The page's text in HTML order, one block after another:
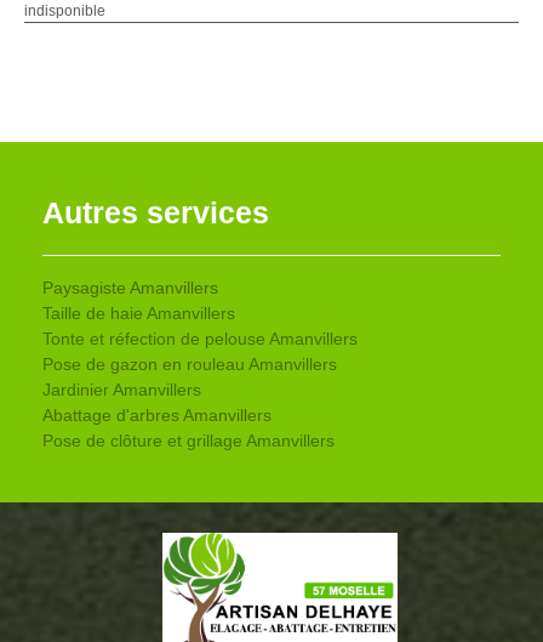
indisponible
Autres services
Paysagiste Amanvillers
Taille de haie Amanvillers
Tonte et réfection de pelouse Amanvillers
Pose de gazon en rouleau Amanvillers
Jardinier Amanvillers
Abattage d'arbres Amanvillers
Pose de clôture et grillage Amanvillers